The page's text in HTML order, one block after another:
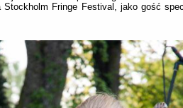
Stockholm Fringe Festival, jako gość